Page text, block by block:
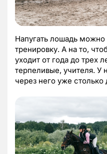
Напугать лошадь
тренировку. А на то,
уходит от года до трех
терпеливые, учителя. У
через него уже